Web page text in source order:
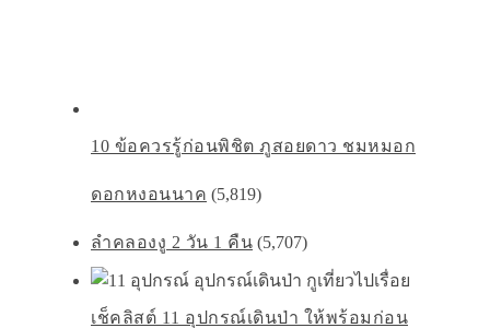
10 ข้อควรรู้ก่อนพิชิต ภูสอยดาว ชมหมอก
ดอกหงอนนาค (5,819)
ลำคลองงู 2 วัน 1 คืน (5,707)
เช็คลิสต์ 11 อุปกรณ์เดินป่า ให้พร้อมก่อน